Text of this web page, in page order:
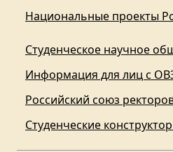
Национальные проекты
Студенческое научное
Информация для лиц с
Российский союз
Студенческие